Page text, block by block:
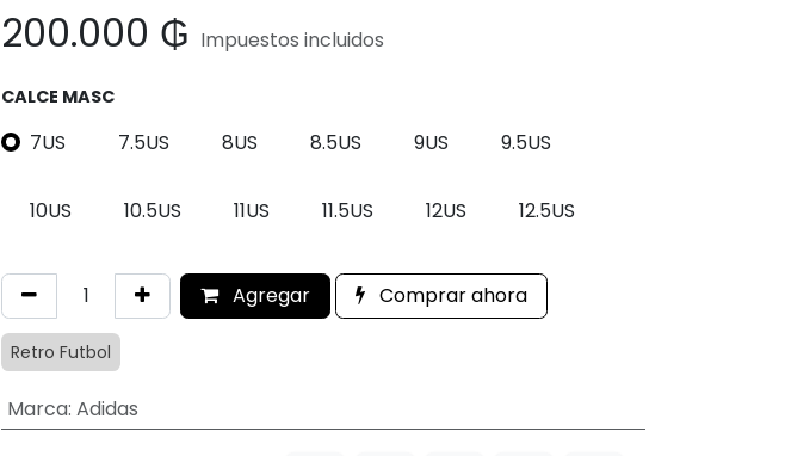
200.000 ₲ Impuestos incluidos
CALCE MASC
7US 7.5US 8US 8.5US 9US 9.5US
10US 10.5US 11US 11.5US 12US 12.5US
Agregar Comprar ahora
Retro Futbol
Marca: Adidas